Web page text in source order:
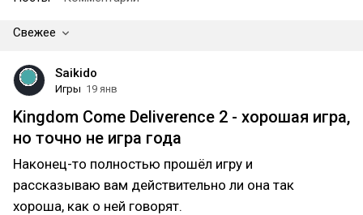
Свежее
Saikido
Игры 19 янв
Kingdom Come Deliverence 2 - хорошая игра,
но точно не игра года
Наконец-то полностью прошёл игру и
рассказываю вам действительно ли она так
хороша, как о ней говорят.